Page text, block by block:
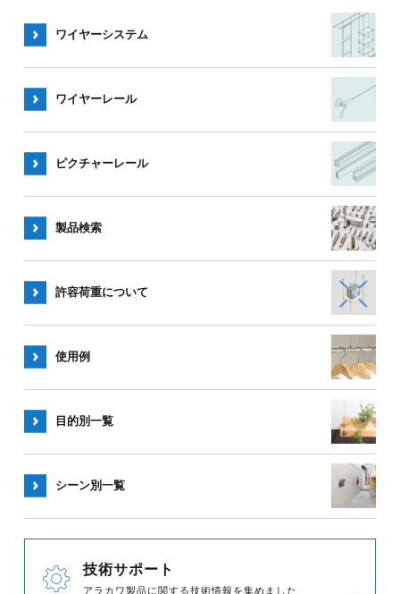
ワイヤーシステム
ワイヤーレール
ピクチャーレール
製品検索
許容荷重について
使用例
目的別一覧
シーン別一覧
技術サポート
アラカワ製品に関する技術情報を集めました